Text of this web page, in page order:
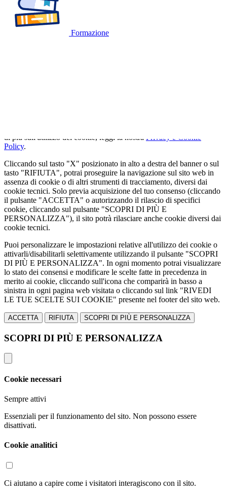
Formazione
di più sull'utilizzo dei cookie, leggi la nostra Privacy e Cookie
Policy.
Cliccando sul tasto "X" posizionato in alto a destra del banner o sul
tasto "RIFIUTA", potrai proseguire la navigazione sul sito web in
assenza di cookie o di altri strumenti di tracciamento, diversi dai
cookie tecnici. Solo previa acquisizione del tuo consenso (cliccando
il pulsante "ACCETTA" o autorizzando il rilascio di specifici
cookie, cliccando sul pulsante "SCOPRI DI PIÙ E
PERSONALIZZA"), il sito potrà rilasciare anche cookie diversi dai
cookie tecnici.
Puoi personalizzare le impostazioni relative all'utilizzo dei cookie o
attivarli/disabilitarli selettivamente utilizzando il pulsante "SCOPRI
DI PIÙ E PERSONALIZZA". In ogni momento potrai visualizzare
lo stato dei consensi e modificare le scelte fatte in precedenza in
merito ai cookie, cliccando sull'icona che comparirà in basso a
sinistra in ogni pagina web visitata o cliccando sul link "RIVEDI
LE TUE SCELTE SUI COOKIE" presente nel footer del sito web.
ACCETTA RIFIUTA SCOPRI DI PIÙ E PERSONALIZZA
SCOPRI DI PIÙ E PERSONALIZZA
Cookie necessari
Sempre attivi
Essenziali per il funzionamento del sito. Non possono essere
disattivati.
Cookie analitici
Ci aiutano a capire come i visitatori interagiscono con il sito.